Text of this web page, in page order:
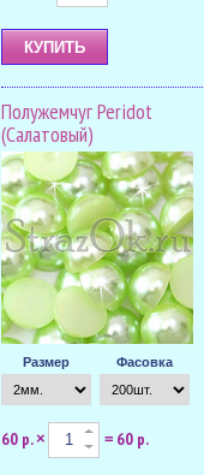
Полужемчуг Peridot
(Салатовый)
Размер Фасовка
60 р.× = 60 р.